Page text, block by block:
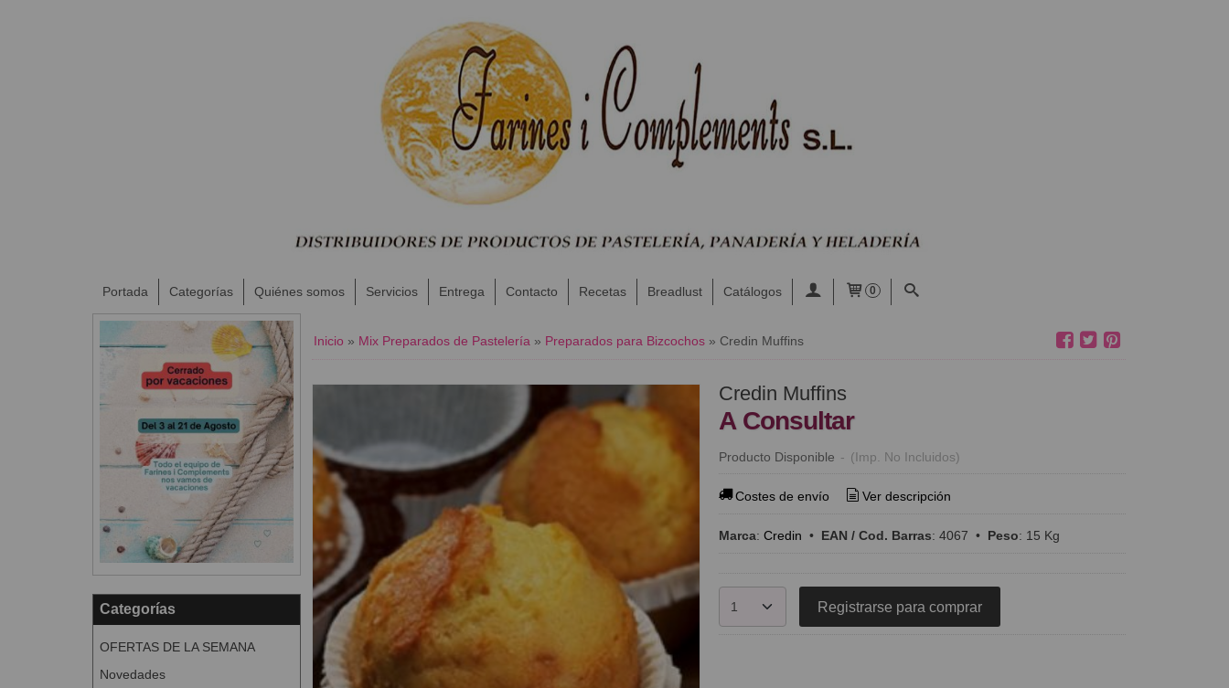
Portada Categorías Quiénes somos Servicios Entrega Contacto Recetas Breadlust Catálogos 0
Categorías
OFERTAS DE LA SEMANA
Novedades
Inicio » Mix Preparados de Pastelería » Preparados para Bizcochos» Credin Muffins
Credin Muffins
A Consultar
Producto Disponible - (Imp. No Incluidos)
Costes de envío Ver descripción
Marca: Credin • EAN / Cod. Barras: 4067 • Peso: 15 Kg
Registrarse para comprar